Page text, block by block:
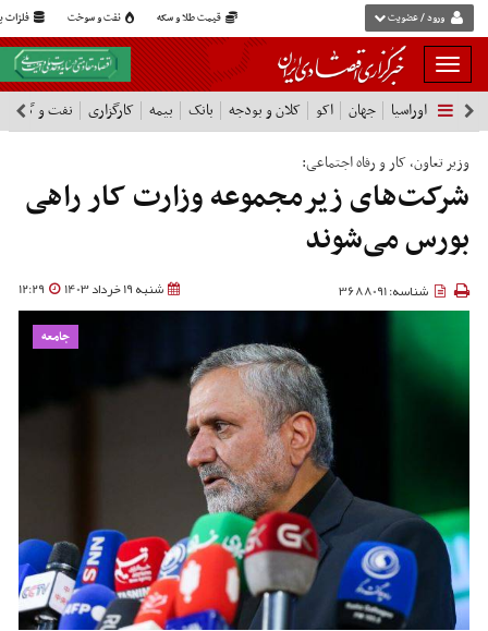
قیمت طلا و سکه نفت و سوخت فلزات ورود / عضویت
بار
و
بسته
نمودن
فهرست
اوراسیا جهان اکو کلان و بودجه بانک بیمه کارگزاری نفت و گاز
وزیر تعاون، کار و رفاه اجتماعی:
شرکت‌های زیرمجموعه وزارت کار راهی
بورس می‌شوند
شنبه 19 خرداد 1403 12:29 شناسه: 3688091
جامعه